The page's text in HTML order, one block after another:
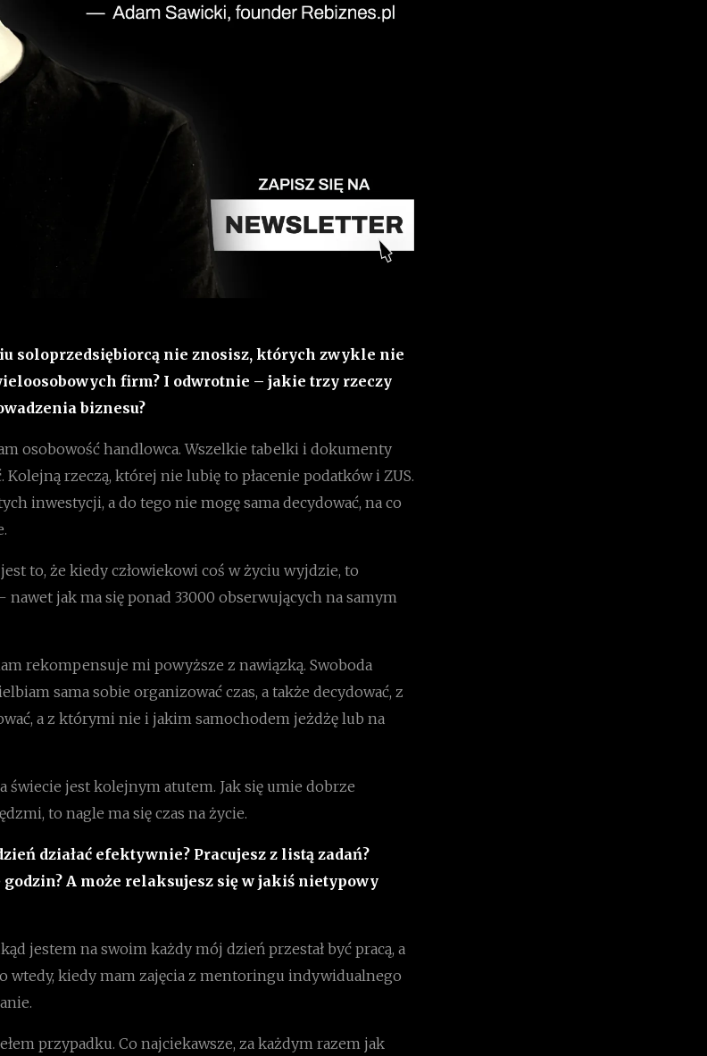
soloprzedsiębiorcą nie znosisz, których zwykle nie
firm? I odwrotnie – jakie trzy rzeczy
biznesu?
osobowość handlowca. Wszelkie tabelki i dokumenty
rzeczą, której nie lubię to płacenie podatków i ZUS.
inwestycji, a do tego nie mogę sama decydować, na co
to, że kiedy człowiekowi coś w życiu wyjdzie, to
jak ma się ponad 33000 obserwujących na samym
rekompensuje mi powyższe z nawiązką. Swoboda
sama sobie organizować czas, a także decydować, z
a z którymi nie i jakim samochodem jeżdżę lub na
świecie jest kolejnym atutem. Jak się umie dobrze
to nagle ma się czas na życie.
działać efektywnie? Pracujesz z listą zadań?
A może relaksujesz się w jakiś nietypowy
jestem na swoim każdy mój dzień przestał być pracą, a
wtedy, kiedy mam zajęcia z mentoringu indywidualnego
przypadku. Co najciekawsze, za każdym razem jak